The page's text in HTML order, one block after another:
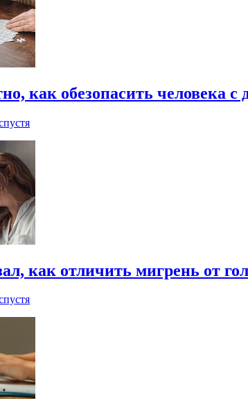
как обезопасить человека с
как отличить мигрень от